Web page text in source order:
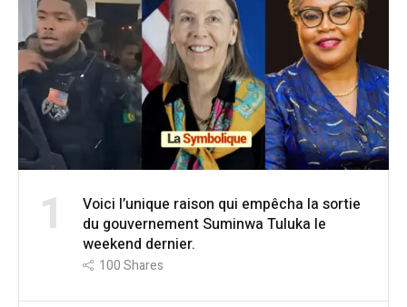
1
Voici l’unique raison qui empêcha la sortie
du gouvernement Suminwa Tuluka le
weekend dernier.
100Shares